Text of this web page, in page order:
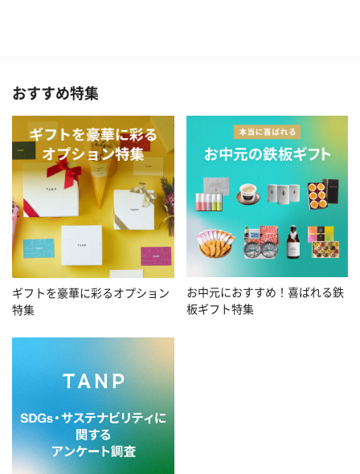
おすすめ特集
ギフトを豪華に彩るオプション
特集
お中元におすすめ！喜ばれる鉄
板ギフト特集